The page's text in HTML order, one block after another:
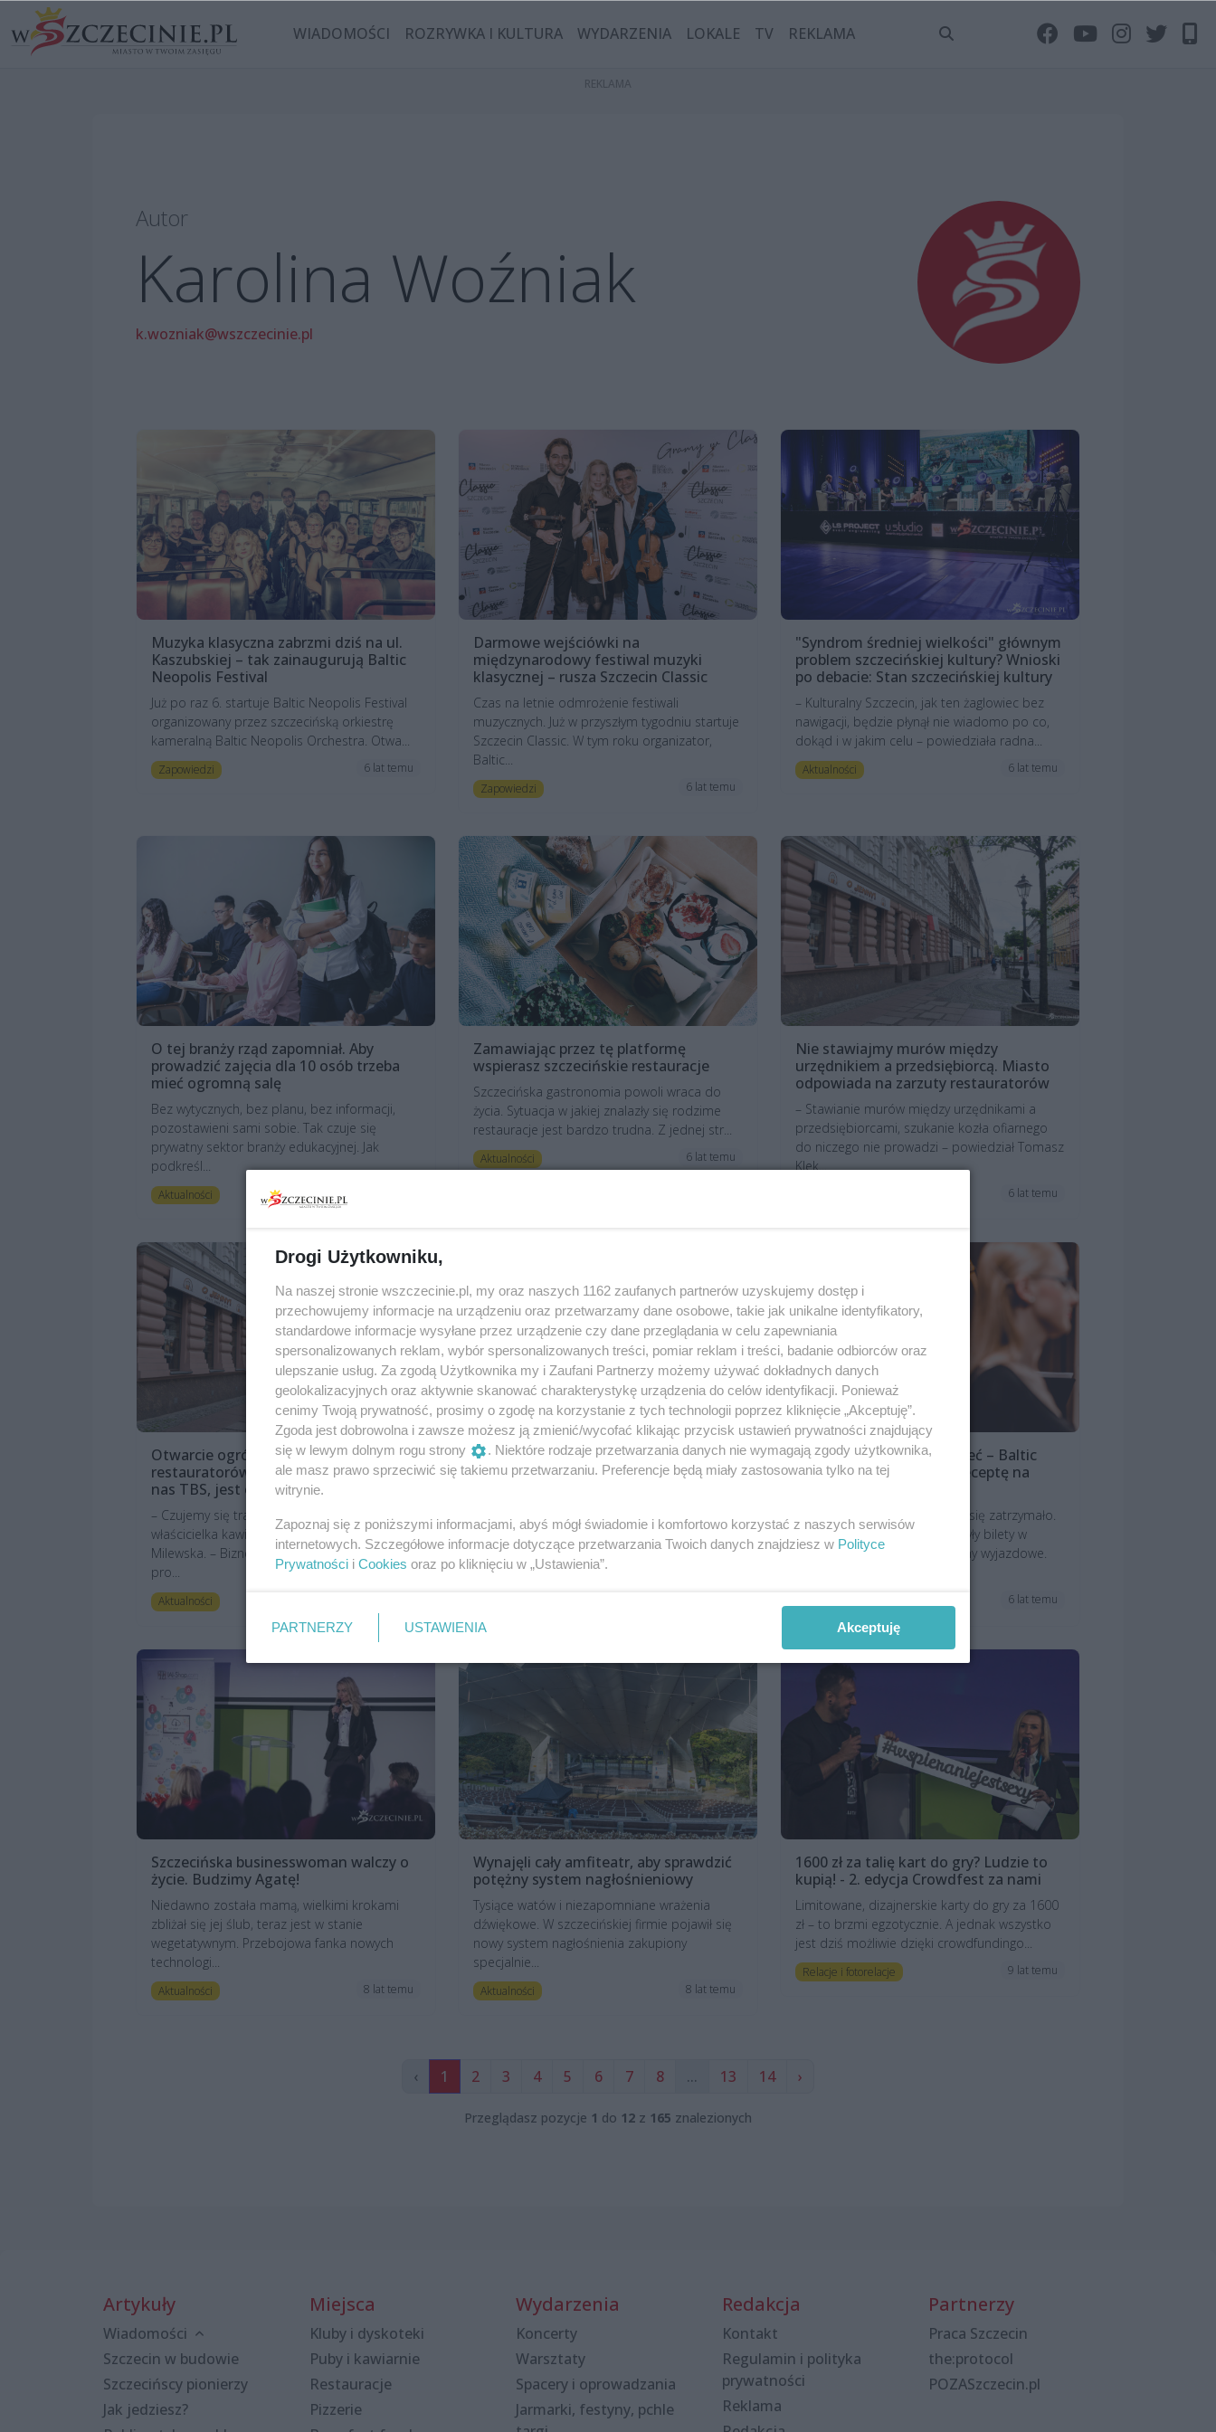
WIADOMOŚCI ROZRYWKA I KULTURA WYDARZENIA LOKALE TV REKLAMA
Autor
Karolina Woźniak
k.wozniak@wszczecinie.pl
Muzyka klasyczna zabrzmi dziś na ul.
Kaszubskiej – tak zainaugurują Baltic
Neopolis Festival
Już po raz 6. startuje Baltic Neopolis Festival
organizowany przez szczecińską orkiestrę
kameralną Baltic Neopolis Orchestra. Otwa...
Zapowiedzi 6 lat temu
Darmowe wejściówki na
międzynarodowy festiwal muzyki
klasycznej – rusza Szczecin Classic
Czas na letnie odmrożenie festiwali
muzycznych. Już w przyszłym tygodniu startuje
Szczecin Classic. W tym roku organizator,
Baltic...
Zapowiedzi 6 lat temu
"Syndrom średniej wielkości" głównym
problem szczecińskiej kultury? Wnioski
po debacie: Stan szczecińskiej kultury
– Kulturalny Szczecin, jak ten żaglowiec bez
nawigacji, będzie płynął nie wiadomo po co,
dokąd i w jakim celu – powiedziała radna...
Aktualności 6 lat temu
O tej branży rząd zapomniał. Aby
prowadzić zajęcia dla 10 osób trzeba
mieć ogromną salę
Bez wytycznych, bez planu, bez informacji,
pozostawieni sami sobie. Tak czuje się
prywatny sektor branży edukacyjnej. Jak
podkreśl...
Aktualności
Zamawiając przez tę platformę
wspierasz szczecińskie restauracje
Szczecińska gastronomia powoli wraca do
życia. Sytuacja w jakiej znalazły się rodzime
restauracje jest bardzo trudna. Z jednej str...
Aktualności 6 lat temu
Nie stawiajmy murów między
urzędnikiem a przedsiębiorcą. Miasto
odpowiada na zarzuty restauratorów
– Stawianie murów między urzędnikami a
przedsiębiorcami, szukanie kozła ofiarnego
do niczego nie prowadzi – powiedział Tomasz
Klek...
6 lat temu
Otwarcie ogródków nadzieją dla
restauratorów? "To, jak teraz traktuje
nas TBS, jest okropne"
– Czujemy się traktowani jak złodzieje – mówi
właścicielka kawiarni Fanaberia, Barbara
Milewska. – Biznes na Deptaku Bogusława
pro...
Aktualności
Takiego wykonania Despacito jeszcze
nie słyszeliście – nowy cykl koncertowy
Kolejny miesiąc kwarantanny Baltic Neopolis
Orchestra otwiera nowym cyklem The Best of
Baltic Neopolis Orchestra. W jego ramach w...
Nie dają o sobie zapomnieć – Baltic
Neopolis Orchestra ma receptę na
Na początku marca wszystko się zatrzymało.
Były zaplanowane koncerty, były bilety w
sprzedaży, były festiwale i plany wyjazdowe.
6 lat temu
Szczecińska businesswoman walczy o
życie. Budzimy Agatę!
Niedawno została mamą, wielkimi krokami
zbliżał się jej ślub, teraz jest w stanie
wegetatywnym. Przebojowa fanka nowych
technologi...
Aktualności 8 lat temu
Wynajęli cały amfiteatr, aby sprawdzić
potężny system nagłośnieniowy
Tysiące watów i niezapomniane wrażenia
dźwiękowe. W szczecińskiej firmie pojawił się
nowy system nagłośnienia zakupiony
specjalnie...
Aktualności 8 lat temu
1600 zł za talię kart do gry? Ludzie to
kupią! - 2. edycja Crowdfest za nami
Limitowane, dizajnerskie karty do gry za 1600
zł – to brzmi egzotycznie. A jednak wszystko
jest dziś możliwie dzięki crowdfundingo...
Relacje i fotorelacje 9 lat temu
‹ 1 2 3 4 5 6 7 8 ... 13 14 ›
Przeglądasz pozycje 1 do 12 z 165 znalezionych
Artykuły
Wiadomości
Szczecin w budowie
Szczecińscy pionierzy
Jak jedziesz?
Miejsca
Kluby i dyskoteki
Puby i kawiarnie
Restauracje
Pizzerie
Wydarzenia
Koncerty
Warsztaty
Spacery i oprowadzania
Jarmarki, festyny, pchle
Redakcja
Kontakt
Regulamin i polityka
prywatności
Reklama
Partnerzy
Praca Szczecin
the:protocol
POZASzczecin.pl
Drogi Użytkowniku,
Na naszej stronie wszczecinie.pl, my oraz naszych 1162 zaufanych partnerów uzyskujemy dostęp i
przechowujemy informacje na urządzeniu oraz przetwarzamy dane osobowe, takie jak unikalne identyfikatory,
standardowe informacje wysyłane przez urządzenie czy dane przeglądania w celu zapewniania
spersonalizowanych reklam, wybór spersonalizowanych treści, pomiar reklam i treści, badanie odbiorców oraz
ulepszanie usług. Za zgodą Użytkownika my i Zaufani Partnerzy możemy używać dokładnych danych
geolokalizacyjnych oraz aktywnie skanować charakterystykę urządzenia do celów identyfikacji. Ponieważ
cenimy Twoją prywatność, prosimy o zgodę na korzystanie z tych technologii poprzez kliknięcie „Akceptuję”.
Zgoda jest dobrowolna i zawsze możesz ją zmienić/wycofać klikając przycisk ustawień prywatności znajdujący
się w lewym dolnym rogu strony
. Niektóre rodzaje przetwarzania danych nie wymagają zgody użytkownika,
ale masz prawo sprzeciwić się takiemu przetwarzaniu. Preferencje będą miały zastosowania tylko na tej
witrynie.
Zapoznaj się z poniższymi informacjami, abyś mógł świadomie i komfortowo korzystać z naszych serwisów
internetowych. Szczegółowe informacje dotyczące przetwarzania Twoich danych znajdziesz w Polityce
Prywatności i Cookies oraz po kliknięciu w „Ustawienia”.
PARTNERZY USTAWIENIA Akceptuję